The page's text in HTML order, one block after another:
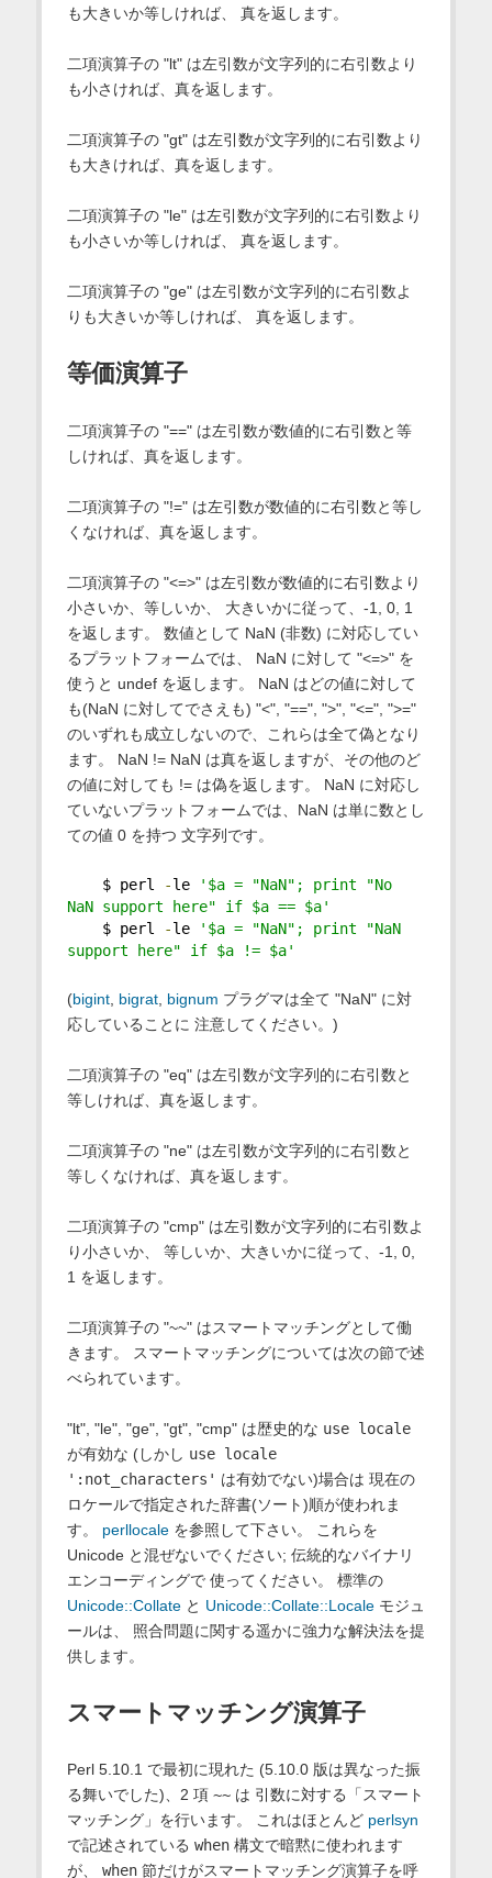
も大きいか等しければ、 真を返します。
二項演算子の "lt" は左引数が文字列的に右引数より
も小さければ、真を返します。
二項演算子の "gt" は左引数が文字列的に右引数より
も大きければ、真を返します。
二項演算子の "le" は左引数が文字列的に右引数より
も小さいか等しければ、 真を返します。
二項演算子の "ge" は左引数が文字列的に右引数よ
りも大きいか等しければ、 真を返します。
等価演算子
二項演算子の "==" は左引数が数値的に右引数と等
しければ、真を返します。
二項演算子の "!=" は左引数が数値的に右引数と等し
くなければ、真を返します。
二項演算子の "<=>" は左引数が数値的に右引数より
小さいか、等しいか、 大きいかに従って、-1, 0, 1
を返します。 数値として NaN (非数) に対応してい
るプラットフォームでは、 NaN に対して "<=>" を
使うと undef を返します。 NaN はどの値に対して
も(NaN に対してでさえも) "<", "==", ">", "<=", ">="
のいずれも成立しないので、これらは全て偽となり
ます。 NaN != NaN は真を返しますが、その他のど
の値に対しても != は偽を返します。 NaN に対応し
ていないプラットフォームでは、NaN は単に数とし
ての値 0 を持つ 文字列です。
$ perl -le
'$a = "NaN"; print "No
NaN support here" if $a == $a'
$ perl
-le
'$a = "NaN"; print "NaN
support here" if $a != $a'
(bigint, bigrat, bignum プラグマは全て "NaN" に対
応していることに 注意してください。)
二項演算子の "eq" は左引数が文字列的に右引数と
等しければ、真を返します。
二項演算子の "ne" は左引数が文字列的に右引数と
等しくなければ、真を返します。
二項演算子の "cmp" は左引数が文字列的に右引数よ
り小さいか、 等しいか、大きいかに従って、-1, 0,
1 を返します。
二項演算子の "~~" はスマートマッチングとして働
きます。 スマートマッチングについては次の節で述
べられています。
"lt", "le", "ge", "gt", "cmp" は歴史的な use locale
が有効な (しかし use locale
':not_characters' は有効でない)場合は 現在の
ロケールで指定された辞書(ソート)順が使われま
す。 perllocaleを参照して下さい。 これらを
Unicode と混ぜないでください; 伝統的なバイナリ
エンコーディングで 使ってください。 標準の
Unicode::Collateと Unicode::Collate::Localeモジュ
ールは、 照合問題に関する遥かに強力な解決法を提
供します。
スマートマッチング演算子
Perl 5.10.1 で最初に現れた (5.10.0 版は異なった振
る舞いでした)、2 項 ~~は 引数に対する「スマート
マッチング」を行います。 これはほとんど perlsyn
で記述されている when構文で暗黙に使われます
が、 when節だけがスマートマッチング演算子を呼